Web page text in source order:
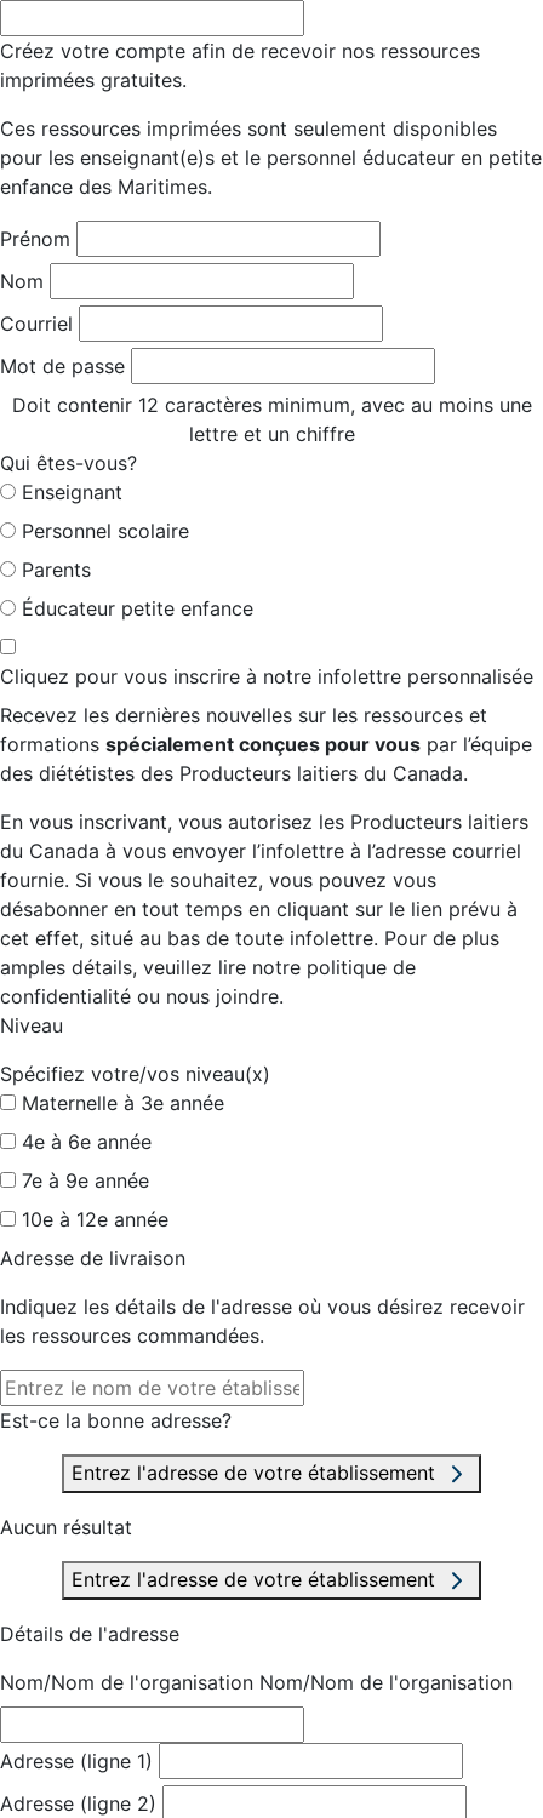
Créez votre compte afin de recevoir nos ressources
imprimées gratuites.
Ces ressources imprimées sont seulement disponibles
pour les enseignant(e)s et le personnel éducateur en petite
enfance des Maritimes.
Prénom
Nom
Courriel
Mot de passe
Doit contenir 12 caractères minimum, avec au moins une
lettre et un chiffre
Qui êtes-vous?
Enseignant
Personnel scolaire
Parents
Éducateur petite enfance
Cliquez pour vous inscrire à notre infolettre personnalisée
Recevez les dernières nouvelles sur les ressources et
formations spécialement conçues pour vous par l’équipe
des diététistes des Producteurs laitiers du Canada.
En vous inscrivant, vous autorisez les Producteurs laitiers
du Canada à vous envoyer l’infolettre à l’adresse courriel
fournie. Si vous le souhaitez, vous pouvez vous
désabonner en tout temps en cliquant sur le lien prévu à
cet effet, situé au bas de toute infolettre. Pour de plus
amples détails, veuillez lire notre politique de
confidentialité ou nous joindre.
Niveau
Spécifiez votre/vos niveau(x)
Maternelle à 3e année
4e à 6e année
7e à 9e année
10e à 12e année
Adresse de livraison
Indiquez les détails de l'adresse où vous désirez recevoir
les ressources commandées.
Est-ce la bonne adresse?
Entrez l'adresse de votre établissement
Aucun résultat
Entrez l'adresse de votre établissement
Détails de l'adresse
Nom/Nom de l'organisation Nom/Nom de l'organisation
Adresse (ligne 1)
Adresse (ligne 2)